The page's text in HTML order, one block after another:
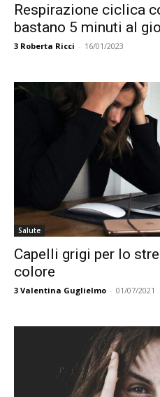
Respirazione ciclica
bastano 5 minuti al
3 Roberta Ricci - 16/01/2023
Salute
Capelli grigi per lo
colore
3 Valentina Guglielmo - 01/07/2021